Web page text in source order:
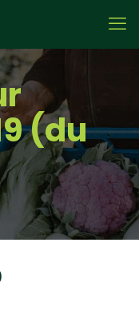
(du